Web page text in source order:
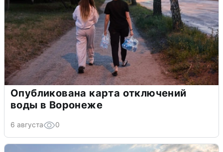
Опубликована карта отключений
воды в Воронеже
6 августа 0